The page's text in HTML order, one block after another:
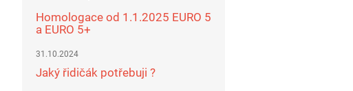
Homologace od 1.1.2025 EURO 5
a EURO 5+
31.10.2024
Jaký řidičák potřebuji ?